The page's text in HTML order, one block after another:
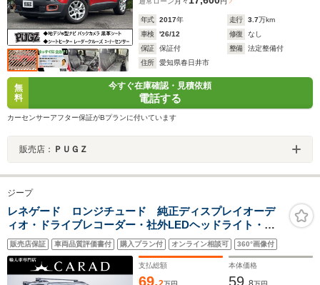
年式 2017年 走行 3.7万km
車検
'26/12 修復
なし
保証
保証付 整備
法定整備付
住所
愛知県春日井市
無
料
今すぐ在庫確認・見積依頼
電話する
カーセンサーアフター保証がBプランに付いています
販売店： ＰＵＧＺ
ジープ
レネゲード ロンジチュード 純正ディスプレイオーデ
ィオ・ドライブレコーダー・社外LEDヘッドライト・ビ
ーツサウンド・ソナーセンサー・クルーズコントロー
ル・電子パーキング・アイドリングストップ・
Bluetooth・プッシュスタート・ETC
販売店保証 車両品質評価書付 購入プラン付 オンライン相談可 360°画像付
支払総額
69.
本体価格
59.